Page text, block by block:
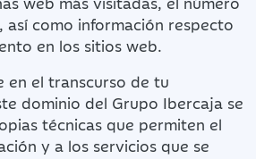
así como información respecto
en los sitios web.
en el transcurso de tu
dominio del Grupo Ibercaja se
técnicas que permiten el
y a los servicios que se